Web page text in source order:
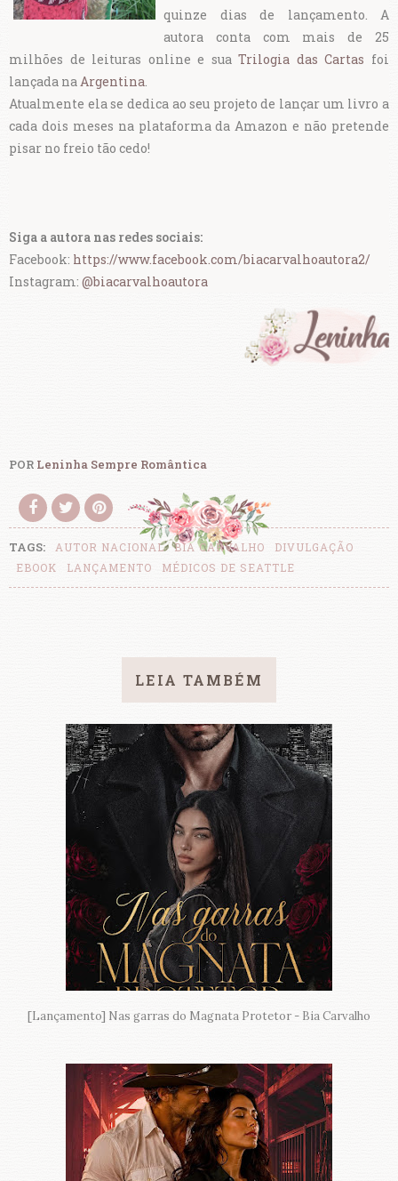
quinze dias de lançamento. A
autora conta com mais de 25
milhões de leituras online e suaTrilogia das Cartas foi
lançada naArgentina.
Atualmente ela se dedica ao seu projeto de lançar um livro a
cada dois meses na plataforma da Amazon e não pretende
pisar no freio tão cedo!
Siga a autora nas redes sociais:
Facebook: https://www.facebook.com/biacarvalhoautora2/
Instagram: @biacarvalhoautora
POR Leninha Sempre Romântica
TAGS: AUTOR NACIONAL BIA CARVALHO
DIVULGAÇÃO
EBOOK
LANÇAMENTO MÉDICOS DE SEATTLE
LEIA TAMBÉM
[Lançamento] Nas garras do Magnata Protetor - Bia Carvalho